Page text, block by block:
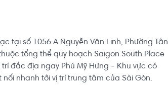
tại số 1056 A Nguyễn Văn Linh, Phường Tân
tổng thể quy hoạch Saigon South Place
đắc địa ngay Phú Mỹ Hưng - Khu vực có
nhanh tới vị trí trung tâm của Sài Gòn.